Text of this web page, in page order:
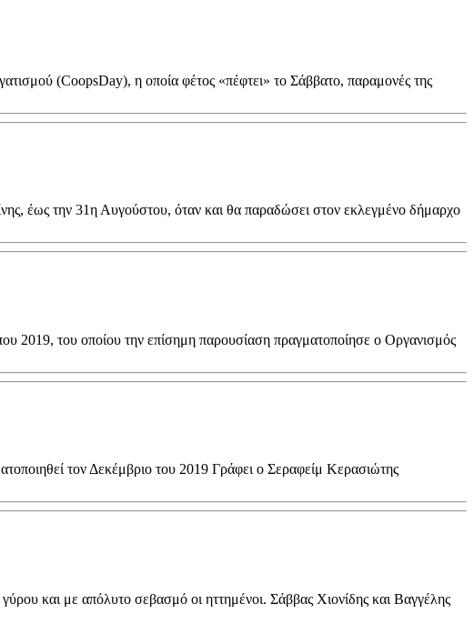
(CoopsDay), η οποία φέτος «πέφτει» το Σάββατο, παραμονές της
έως την 31η Αυγούστου, όταν και θα παραδώσει στον εκλεγμένο δήμαρχο
2019, του οποίου την επίσημη παρουσίαση πραγματοποίησε ο Οργανισμός
τον Δεκέμβριο του 2019 Γράφει ο Σεραφείμ Κερασιώτης
και με απόλυτο σεβασμό οι ηττημένοι. Σάββας Χιονίδης και Βαγγέλης